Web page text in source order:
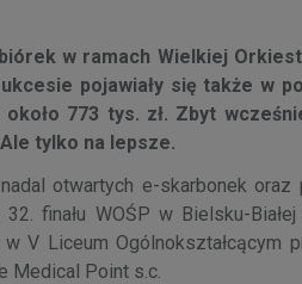
w ramach Wielkiej
pojawiały się także w
773 tys. zł. Zbyt
tylko na lepsze.
otwartych e-skarbonek oraz
finału WOŚP w Bielsku-
V Liceum Ogólnokształcącym
Medical Point s.c.